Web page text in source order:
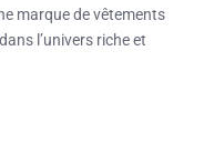
marque de vêtements
l’univers riche et